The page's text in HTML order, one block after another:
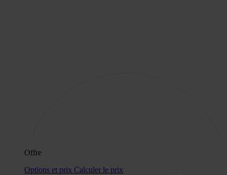
Offre
Options et prix Calculer le prix